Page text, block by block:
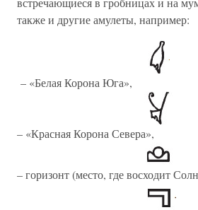
также и другие амулеты, например:
– «Белая Корона Юга»,
– «Красная Корона Севера»,
– горизонт (место, где восходит